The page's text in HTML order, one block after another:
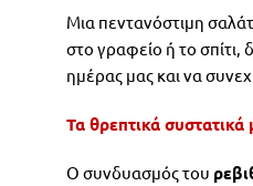
Μια πεντανόστιμη
στο γραφείο ή το σπίτι,
ημέρας μας και να
Τα θρεπτικά συστατικά
Ο συνδυασμός του